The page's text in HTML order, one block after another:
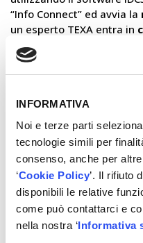
INFORMATIVA
Noi e terze parti
tecnologie simili per
consenso, anche per
‘Cookie Policy’. Il rifiuto
disponibili le relative
come può contattarci e
nella nostra ‘Informativa
“Info Connect” ed avvia la
un esperto TEXA entra in
tempo reale con il veicolo
fianco del meccanico, e
l’operazione desiderata.
VUOI CONOSCERE IL
Registrati!
REGISTRATI